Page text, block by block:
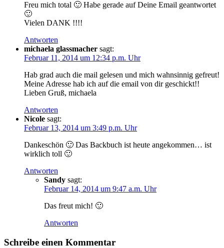
Freu mich total 🙂 Habe gerade auf Deine Email geantwortet
🙂
Vielen DANK !!!!
Antworten
michaela glassmacher sagt:
Februar 11, 2014 um 12:34 p.m. Uhr
Hab grad auch die mail gelesen und mich wahnsinnig gefreut!
Meine Adresse hab ich auf die email von dir geschickt!!
Lieben Gruß, michaela
Antworten
Nicole sagt:
Februar 13, 2014 um 3:49 p.m. Uhr
Dankeschön 🙂 Das Backbuch ist heute angekommen… ist
wirklich toll 🙂
Antworten
Sandy sagt:
Februar 14, 2014 um 9:47 a.m. Uhr
Das freut mich! 🙂
Antworten
Schreibe einen Kommentar